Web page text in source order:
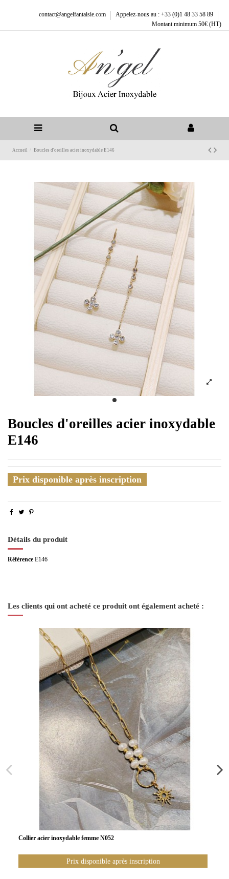
contact@angelfantaisie.com
Appelez-nous au : +33 (0)1 48 33 58 89
Montant minimum 50€ (HT)
Accueil Boucles d'oreilles acier inoxydable E146
Boucles d'oreilles acier inoxydable
E146
Prix disponible après inscription
Détails du produit
Référence E146
Les clients qui ont acheté ce produit ont également acheté :
Collier acier inoxydable femme N052
Prix disponible après inscription